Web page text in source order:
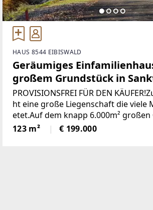
HAUS 8544 EIBISWALD
Geräumiges
großem Grundstück in
(Provisionsfrei)
PROVISIONSFREI FÜR DEN
ht eine große Liegenschaft die viele
etet.Auf dem knapp 6.000m²
findet sich ein Wohngebäude
zwei getrennten Wohnungen,
123 m² € 199.000